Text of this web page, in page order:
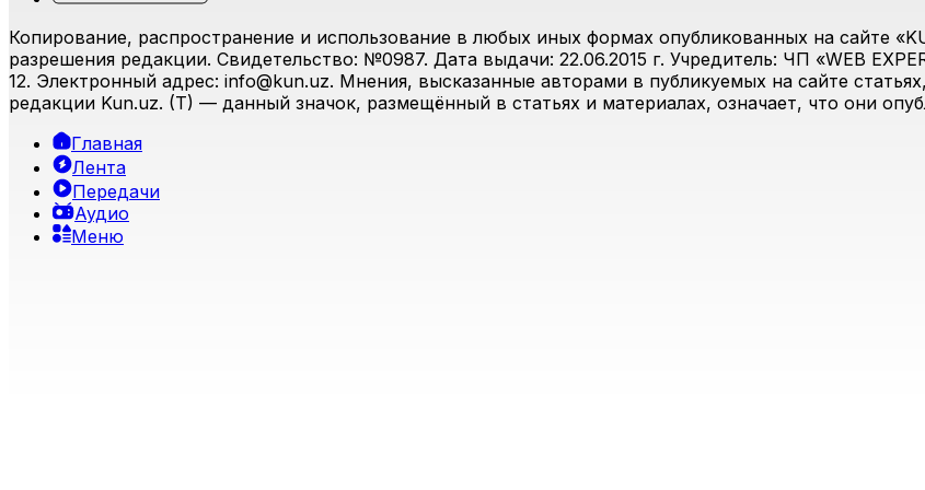
Копирование, распространение и использование в любых иных формах опубликованных на сайте
разрешения редакции. Свидетельство: №0987. Дата выдачи: 22.06.2015 г. Учредитель: ЧП «WEB
12. Электронный адрес: info@kun.uz. Мнения, высказанные авторами в публикуемых на сайте
редакции Kun.uz. (T) — данный значок, размещённый в статьях и материалах, означает, что они
Главная
Лента
Передачи
Аудио
Меню